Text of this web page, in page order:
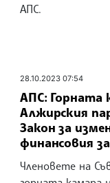
АПС.
28.10.2023 07:54
АПС: Горната
Алжирския
Закон за
финансовия
Членовете на